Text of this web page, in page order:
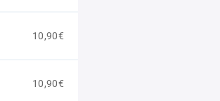
10,90€
10,90€